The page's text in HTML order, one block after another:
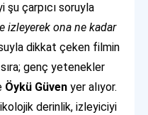
şu çarpıcı soruyla
izleyerek ona ne kadar
dikkat çeken filmin
genç yetenekler
Öykü Güven yer alıyor.
derinlik, izleyiciyi